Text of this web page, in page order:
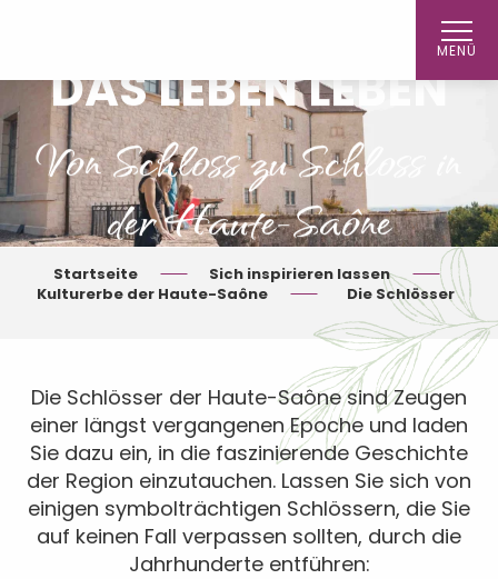
principal
MENÜ
DAS LEBEN LEBEN
Von Schloss zu Schloss in
der Haute-Saône
Startseite
Sich inspirieren lassen
Kulturerbe der Haute-Saône
Die Schlösser
Die Schlösser der Haute-Saône sind Zeugen
einer längst vergangenen Epoche und laden
Sie dazu ein, in die faszinierende Geschichte
der Region einzutauchen. Lassen Sie sich von
einigen symbolträchtigen Schlössern, die Sie
auf keinen Fall verpassen sollten, durch die
Jahrhunderte entführen: